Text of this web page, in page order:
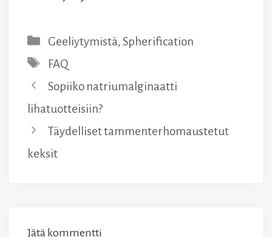
Kategoriat
Geeliytymistä, Spherification
Avainsanat
FAQ
Sopiiko natriumalginaatti
lihatuotteisiin?
Täydelliset tammenterhomaustetut
keksit
Jätä kommentti